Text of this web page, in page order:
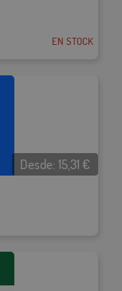
EN STOCK
Desde:15,31 €